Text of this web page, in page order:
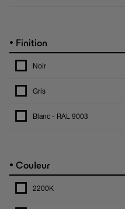
• Finition
Noir
Gris
Blanc - RAL 9003
• Couleur
2200K